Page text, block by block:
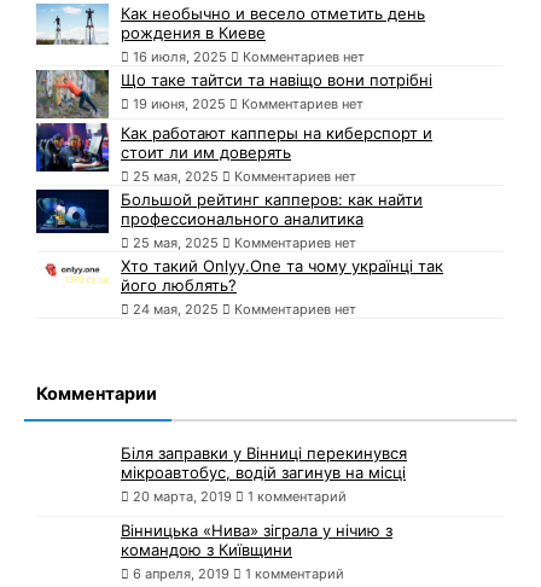
Как необычно и весело отметить день
рождения в Киеве
16 июля, 2025 Комментариев нет
Що таке тайтси та навіщо вони потрібні
19 июня, 2025 Комментариев нет
Как работают капперы на киберспорт и
стоит ли им доверять
25 мая, 2025 Комментариев нет
Большой рейтинг капперов: как найти
профессионального аналитика
25 мая, 2025 Комментариев нет
Хто такий Onlyy.One та чому українці так
його люблять?
24 мая, 2025 Комментариев нет
Комментарии
Біля заправки у Вінниці перекинувся
мікроавтобус, водій загинув на місці
20 марта, 2019 1 комментарий
Вінницька «Нива» зіграла у нічию з
командою з Київщини
6 апреля, 2019 1 комментарий